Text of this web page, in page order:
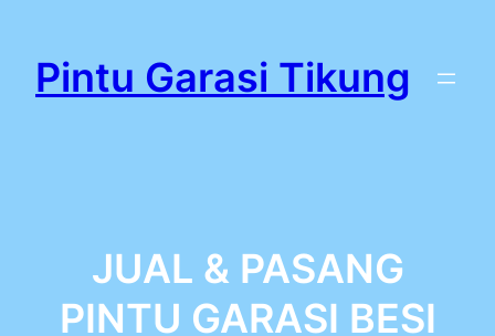
kontenPintu Garasi Tikung
JUAL & PASANG
PINTU GARASI BESI